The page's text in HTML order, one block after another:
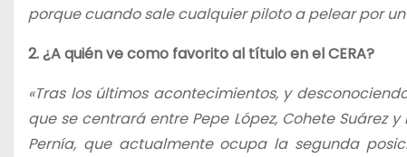
porque cuando sale cualquier piloto a pelear por
2. ¿A quién ve como favorito al título en el CERA?
«Tras los últimos acontecimientos, y
que se centrará entre Pepe López, Cohete Suárez
Pernía, que actualmente ocupa la segunda